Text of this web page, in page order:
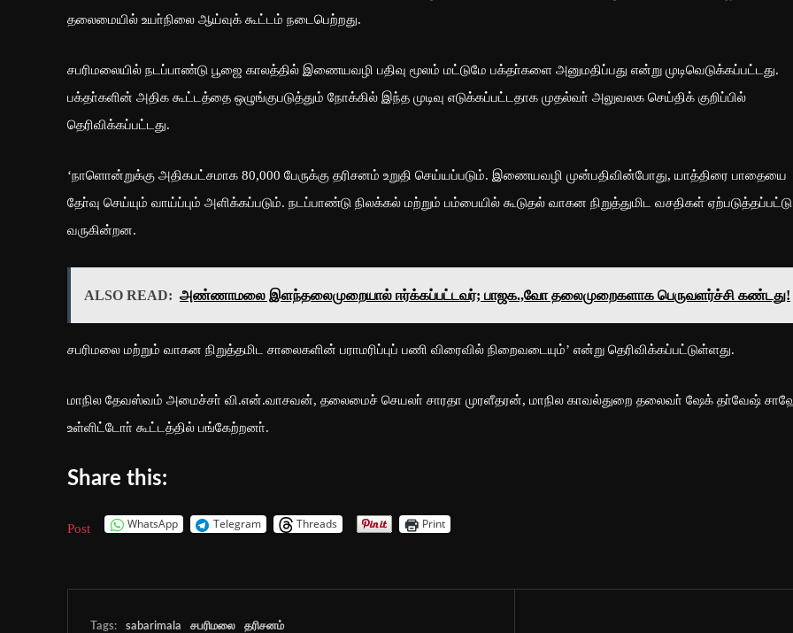
தலைமையில் உயா்நிலை ஆய்வுக் கூட்டம் நடைபெற்றது.
சபரிமலையில் நடப்பாண்டு பூஜை காலத்தில் இணையவழி பதிவு மூலம் மட்டுமே பக்தா்களை அனுமதிப்பது என்று முடிவெடுக்கப்பட்டது.
பக்தா்களின் அதிக கூட்டத்தை ஒழுங்குபடுத்தும் நோக்கில் இந்த முடிவு எடுக்கப்பட்டதாக முதல்வா் அலுவலக செய்திக் குறிப்பில்
தெரிவிக்கப்பட்டது.
‘நாளொன்றுக்கு அதிகபட்சமாக 80,000 பேருக்கு தரிசனம் உறுதி செய்யப்படும். இணையவழி முன்பதிவின்போது, யாத்திரை பாதையை
தோ்வு செய்யும் வாய்ப்பும் அளிக்கப்படும். நடப்பாண்டு நிலக்கல் மற்றும் பம்பையில் கூடுதல் வாகன நிறுத்துமிட வசதிகள் ஏற்படுத்தப்பட்டு
வருகின்றன.
ALSO READ: அண்ணாமலை இளந்தலைமுறையால் ஈர்க்கப்பட்டவர்; பாஜக.,வோ தலைமுறைகளாக பெருவளர்ச்சி கண்டது!
சபரிமலை மற்றும் வாகன நிறுத்தமிட சாலைகளின் பராமரிப்புப் பணி விரைவில் நிறைவடையும்’ என்று தெரிவிக்கப்பட்டுள்ளது.
மாநில தேவஸ்வம் அமைச்சா் வி.என்.வாசவன், தலைமைச் செயலா் சாரதா முரளீதரன், மாநில காவல்துறை தலைவா் ஷேக் தா்வேஷ்
உள்ளிட்டோா் கூட்டத்தில் பங்கேற்றனா்.
Share this:
Post WhatsApp Telegram Threads Print
Tags: sabarimala சபரிமலை தரிசனம்